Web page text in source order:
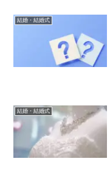
結婚・結婚式
結婚・結婚式